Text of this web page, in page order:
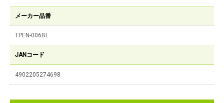
メーカー品番
TPEN-006BL
JANコード
4902205274698